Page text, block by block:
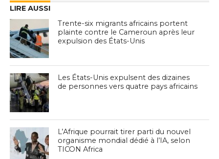
LIRE AUSSI
Trente-six migrants africains portent
plainte contre le Cameroun après leur
expulsion des États-Unis
Les États-Unis expulsent des dizaines
de personnes vers quatre pays africains
L’Afrique pourrait tirer parti du nouvel
organisme mondial dédié à l’IA, selon
TICON Africa